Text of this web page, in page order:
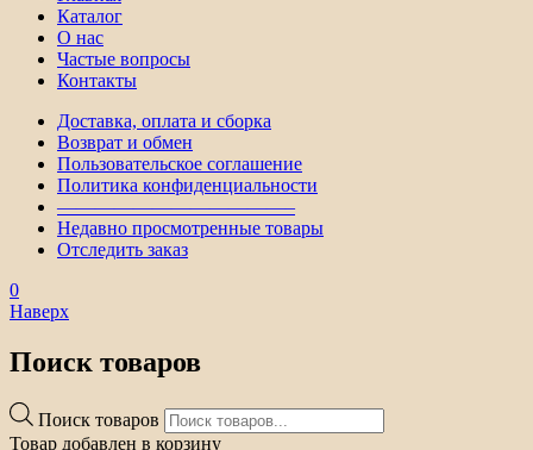
Каталог
О нас
Частые вопросы
Контакты
Доставка, оплата и сборка
Возврат и обмен
Пользовательское соглашение
Политика конфиденциальности
————————————–
Недавно просмотренные товары
Отследить заказ
0
Наверх
Поиск товаров
Поиск товаров
Товар добавлен в корзину